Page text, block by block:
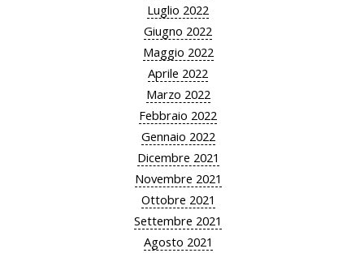
Luglio 2022
Giugno 2022
Maggio 2022
Aprile 2022
Marzo 2022
Febbraio 2022
Gennaio 2022
Dicembre 2021
Novembre 2021
Ottobre 2021
Settembre 2021
Agosto 2021